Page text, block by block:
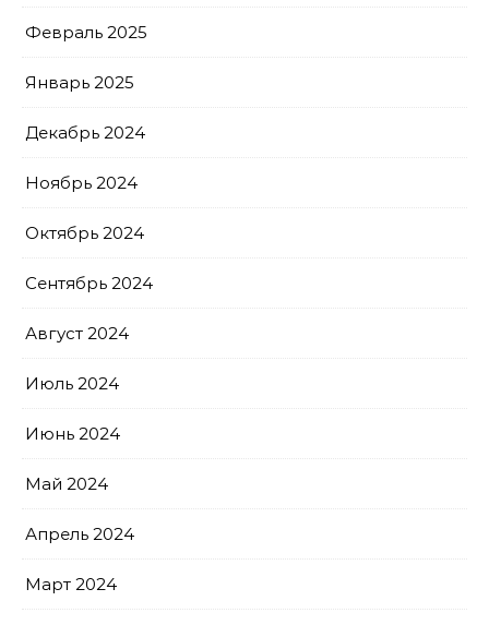
Февраль 2025
Январь 2025
Декабрь 2024
Ноябрь 2024
Октябрь 2024
Сентябрь 2024
Август 2024
Июль 2024
Июнь 2024
Май 2024
Апрель 2024
Март 2024